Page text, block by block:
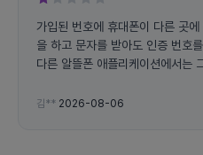
가입된 번호에 휴대폰이 다른 곳
을 하고 문자를 받아도 인증 번호
다른 알뜰폰 애플리케이션에서는
하면 불편해요... 그리고 앱에서 자꾸 튕겨지고 문자 인
김** 2026-08-06